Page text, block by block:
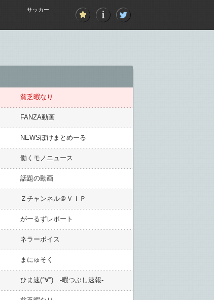
サッカー
貧乏暇なり
FANZA動画
NEWSぽけまとめーる
働くモノニュース
話題の動画
Ｚチャンネル＠ＶＩＰ
がーるずレポート
ネラーボイス
まにゅそく
ひま速(°∀°) -暇つぶし速報-